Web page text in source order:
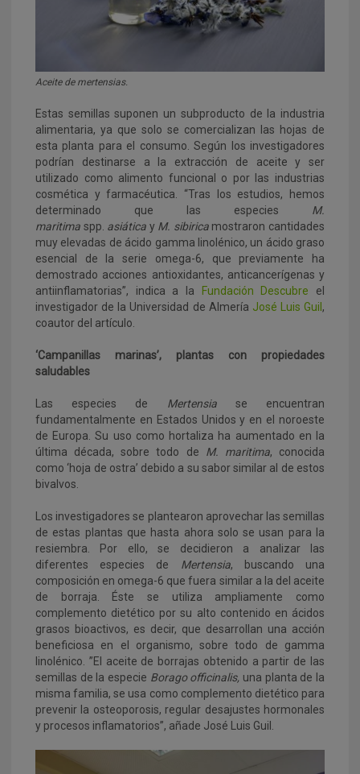
Aceite de mertensias.
Estas semillas suponen un subproducto de la industria
alimentaria, ya que solo se comercializan las hojas de
esta planta para el consumo. Según los investigadores
podrían destinarse a la extracción de aceite y ser
utilizado como alimento funcional o por las industrias
cosmética y farmacéutica. “Tras los estudios, hemos
determinado que las especies M.
maritima spp. asiática y M. sibirica mostraron cantidades
muy elevadas de ácido gamma linolénico, un ácido graso
esencial de la serie omega-6, que previamente ha
demostrado acciones antioxidantes, anticancerígenas y
antiinflamatorias”, indica a la
Fundación Descubre el
investigador de la Universidad de Almería José Luis Guil ,
coautor del artículo.
‘Campanillas marinas’, plantas con propiedades
saludables
Las especies de Mertensiase encuentran
fundamentalmente en Estados Unidos y en el noroeste
de Europa. Su uso como hortaliza ha aumentado en la
última década, sobre todo de M. maritima, conocida
como ‘hoja de ostra’ debido a su sabor similar al de estos
bivalvos.
Los investigadores se plantearon aprovechar las semillas
de estas plantas que hasta ahora solo se usan para la
resiembra. Por ello, se decidieron a analizar las
diferentes especies de Mertensia, buscando una
composición en omega-6 que fuera similar a la del aceite
de borraja. Éste se utiliza ampliamente como
complemento dietético por su alto contenido en ácidos
grasos bioactivos, es decir, que desarrollan una acción
beneficiosa en el organismo, sobre todo de gamma
linolénico. ”El aceite de borrajas obtenido a partir de las
semillas de la especie Borago officinalis, una planta de la
misma familia, se usa como complemento dietético para
prevenir la osteoporosis, regular desajustes hormonales
y procesos inflamatorios”, añade José Luis Guil.